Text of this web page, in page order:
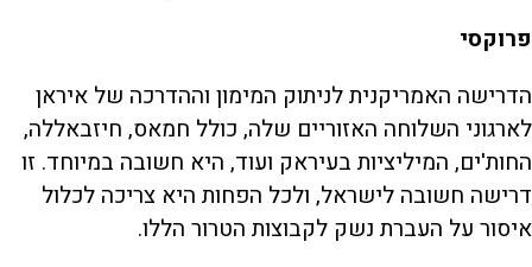
פרוקסי
הדרישה האמריקנית לניתוק המימון וההדרכה של איראן
לארגוני השלוחה האזוריים שלה, כולל חמאס, חיזבאללה,
החות'ים, המיליציות בעיראק ועוד, היא חשובה במיוחד. זו
דרישה חשובה לישראל, ולכל הפחות היא צריכה לכלול
איסור על העברת נשק לקבוצות הטרור הללו.